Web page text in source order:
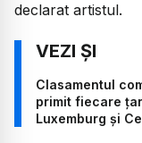
declarat artistul.
Clasamentul
primit fiecare
Luxemburg și